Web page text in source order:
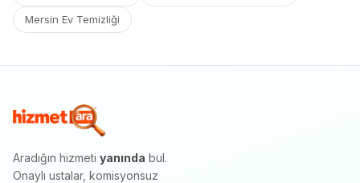
Mersin Ev Temizliği
Aradığın hizmeti yanında bul.
Onaylı ustalar, komisyonsuz